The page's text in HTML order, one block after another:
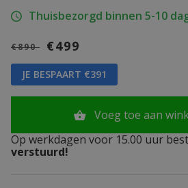
Thuisbezorgd binnen 5-10
€890 €499
JE BESPAART €391
Voeg toe aan
Op werkdagen voor 15.00 uur
verstuurd!